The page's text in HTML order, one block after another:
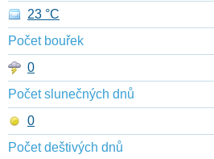
23 °C
Počet bouřek
0
Počet slunečných dnů
0
Počet deštivých dnů